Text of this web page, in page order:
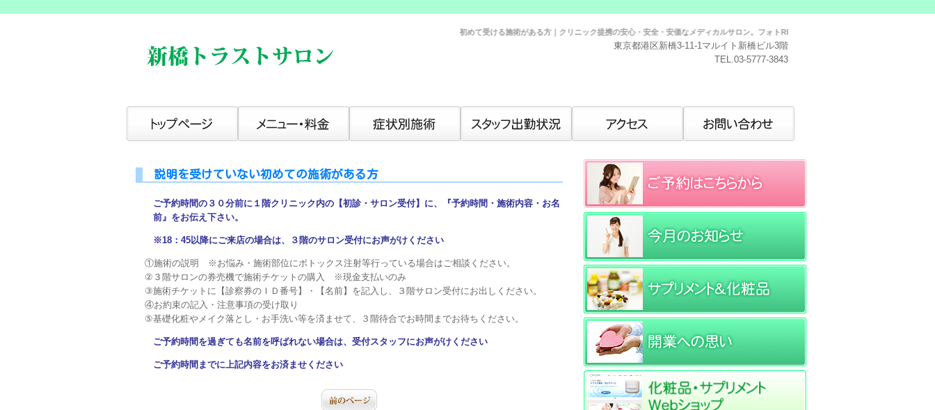
初めて受ける施術がある方｜クリニック提携の安心・安全・安価なメディカルサロン。フォトRFなどを安価で提供｜新橋トラストサロン｜東京都
東京都港区新橋3-11-1マルイト新橋ビル3階
TEL.03-5777-3843
説明を受けていない初めての施術がある方
ご予約時間の３０分前に１階クリニック内の【初診・サロン受付】に、『予約時間・施術内容・お名
前』をお伝え下さい。
※18：45以降にご来店の場合は、３階のサロン受付にお声がけください
①施術の説明 ※お悩み・施術部位にボトックス注射等行っている場合はご相談ください。
②３階サロンの券売機で施術チケットの購入 ※現金支払いのみ
③施術チケットに【診察券のＩＤ番号】・【名前】を記入し、３階サロン受付にお出しください。
④お約束の記入・注意事項の受け取り
⑤基礎化粧やメイク落とし・お手洗い等を済ませて、３階待合でお時間までお待ちください。
ご予約時間を過ぎても名前を呼ばれない場合は、受付スタッフにお声がけください
ご予約時間までに上記内容をお済ませください